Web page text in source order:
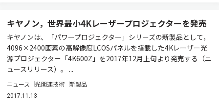
キヤノン，世界最小4Kレーザープロジェクターを発売
キヤノンは、「パワープロジェクター」シリーズの新製品として，
4096×2400画素の高解像度LCOSパネルを搭載した4Kレーザー光
源プロジェクター「4K600Z」を2017年12月上旬より発売する（ニ
ュースリリース）。 ...
ニュース 光関連技術 新製品
2017.11.13